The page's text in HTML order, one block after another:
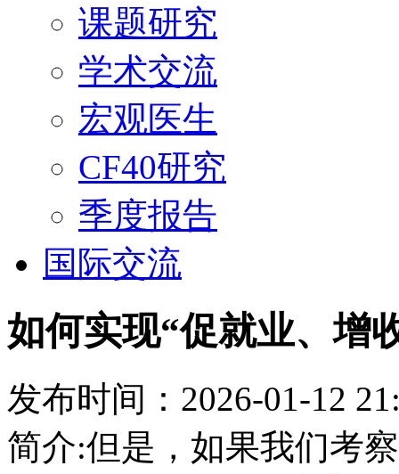
课题研究
学术交流
宏观医生
CF40研究
季度报告
国际交流
如何实现“促就业、增
发布时间：2026-01-12
简介:但是，如果我们考